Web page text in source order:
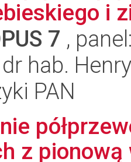
i
7 ,
hab.
PAN
z